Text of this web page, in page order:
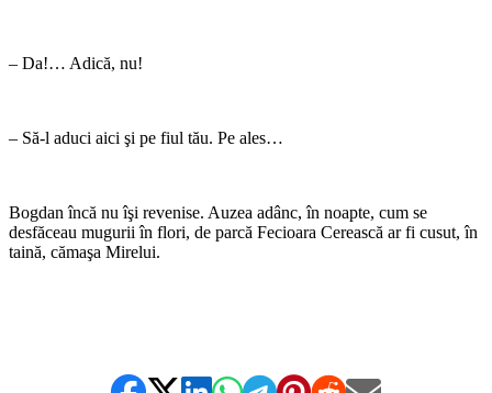
– Da!… Adică, nu!
– Să-l aduci aici şi pe fiul tău. Pe ales…
Bogdan încă nu îşi revenise. Auzea adânc, în noapte, cum se
desfăceau mugurii în flori, de parcă Fecioara Cerească ar fi cusut, în
taină, cămaşa Mirelui.